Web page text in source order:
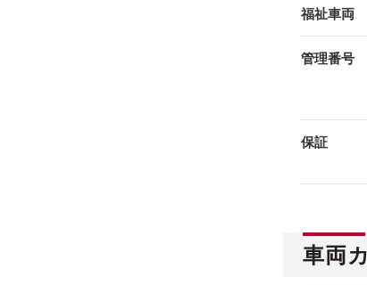
福祉車両
管理番号
保証
車両